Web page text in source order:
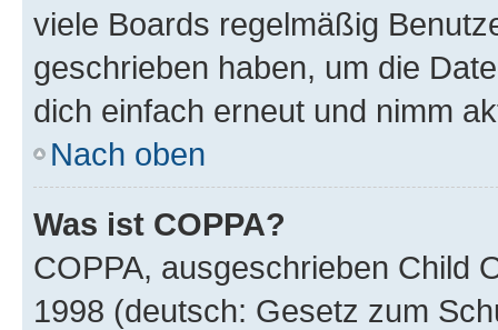
viele Boards regelmäßig
geschrieben haben, um die
dich einfach erneut und nimm
Nach oben
Was ist COPPA?
COPPA, ausgeschrieben Child
1998 (deutsch: Gesetz zum